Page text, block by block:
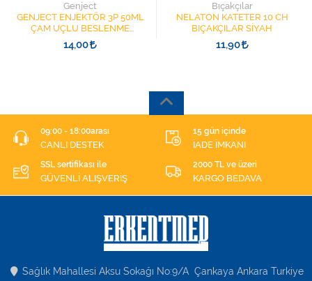
Genject
GENJECT ENJEKTÖR 3P 50ML
ÇAM UÇLU BESLENME
ŞIRINGASI 1852412 KATATER
UÇLU
14,00
Bıçakçılar
NELATON KATETER 10 CH
BIÇAKÇILAR SİYAH
11,90
09:00 - 18:00arası
CANLI DESTEK
15 gün içinde
İADE İMKANI
SSL sertifikası ile
GÜVENLİ ALIŞVERİŞ
2000 TL ve üzeri
KARGO BEDAVA
Sağlık Mahallesi Aksu Sokağı No:9/A Çankaya Ankara Turkiye